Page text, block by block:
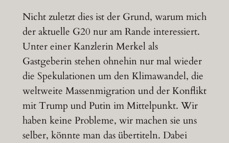
Nicht zuletzt dies ist der Grund, warum mich
der aktuelle G20 nur am Rande interessiert.
Unter einer Kanzlerin Merkel als
Gastgeberin stehen ohnehin nur mal wieder
die Spekulationen um den Klimawandel, die
weltweite Massenmigration und der Konflikt
mit Trump und Putin im Mittelpunkt. Wir
haben keine Probleme, wir machen sie uns
selber, könnte man das übertiteln. Dabei